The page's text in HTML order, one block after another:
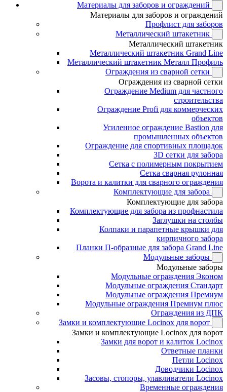
Материалы для заборов и ограждений
Материалы для заборов и ограждений
Профлист для заборов
Металлический штакетник
Металлический штакетник
Металлический штакетник Grand Line
Металлический штакетник Металл Профиль
Ограждения из сварной сетки
Ограждения из сварной сетки
Ограждение Medium для частного
строительства
Ограждение Profi для коммерческих
объектов
Усиленное ограждение Bastion для
промышленных объектов
Ограждение для спортивных площадок
3D сетки для забора
Сетка с полимерным покрытием
Сетка сварная рулонная
Ворота и калитки для сварного ограждения
Комплектующие для забора
Комплектующие для забора
Комплектующие для забора из профнастила
Заглушки на столбы
Колпаки и парапетные крышки для
кирпичного забора
Планки П-образные для забора Grand Line
Модульные заборы
Модульные заборы
Модульные ограждения Эконом
Модульные ограждения Стандарт
Модульные ограждения Премиум
Модульные ограждения Премиум плюс
Ограждения из ДПК
Замки и комплектующие Locinox для ворот
Замки и комплектующие Locinox для ворот
Замки для ворот и калиток Locinox
Ответные планки
Петли Locinox
Доводчики Locinox
Засовы, стопоры, улавливатели Locinox
Временные ограждения